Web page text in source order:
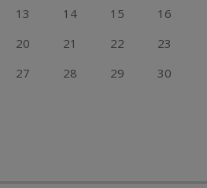
13 14 15
16
20 21 22
23
27 28 29
30